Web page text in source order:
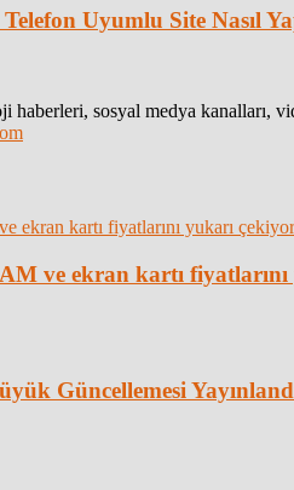
Uyumlu Site Nasıl
haberleri, sosyal medya kanalları,
ve ekran kartı
Güncellemesi